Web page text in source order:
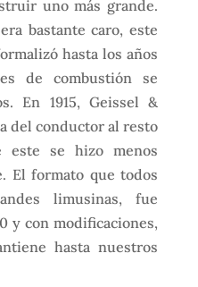
uno más grande.
bastante caro, este
hasta los años
de combustión se
En 1915, Geissel &
del conductor al resto
se hizo menos
El formato que todos
limusinas, fue
y con modificaciones,
hasta nuestros